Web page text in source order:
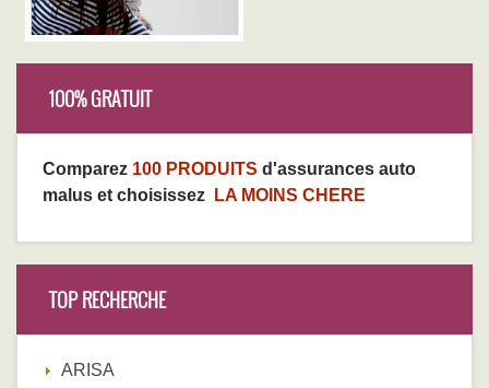
100% GRATUIT
Comparez 100 PRODUITS d'assurances auto
malus et choisissez
LA MOINS CHERE
TOP RECHERCHE
ARISA